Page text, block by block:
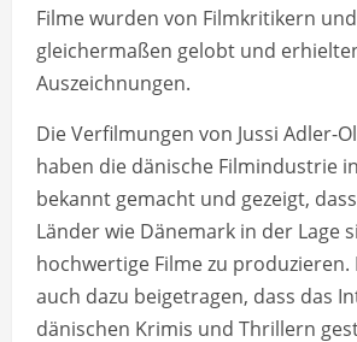
Filme wurden von Filmkritikern
gleichermaßen gelobt und
Auszeichnungen.
Die Verfilmungen von Jussi Adler-
haben die dänische Filmindustrie
bekannt gemacht und gezeigt,
Länder wie Dänemark in der Lage
hochwertige Filme zu produzieren.
auch dazu beigetragen, dass das
dänischen Krimis und Thrillern